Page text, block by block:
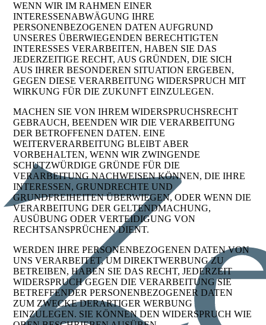
WENN WIR IM RAHMEN EINER
INTERESSENABWÄGUNG IHRE
PERSONENBEZOGENEN DATEN AUFGRUND
UNSERES ÜBERWIEGENDEN BERECHTIGTEN
INTERESSES VERARBEITEN, HABEN SIE DAS
JEDERZEITIGE RECHT, AUS GRÜNDEN, DIE SICH
AUS IHRER BESONDEREN SITUATION ERGEBEN,
GEGEN DIESE VERARBEITUNG WIDERSPRUCH MIT
WIRKUNG FÜR DIE ZUKUNFT EINZULEGEN.
MACHEN SIE VON IHREM WIDERSPRUCHSRECHT
GEBRAUCH, BEENDEN WIR DIE VERARBEITUNG
DER BETROFFENEN DATEN. EINE
WEITERVERARBEITUNG BLEIBT ABER
VORBEHALTEN, WENN WIR ZWINGENDE
SCHUTZWÜRDIGE GRÜNDE FÜR DIE
VERARBEITUNG NACHWEISEN KÖNNEN, DIE IHRE
INTERESSEN, GRUNDRECHTE UND
GRUNDFREIHEITEN ÜBERWIEGEN, ODER WENN DIE
VERARBEITUNG DER GELTENDMACHUNG,
AUSÜBUNG ODER VERTEIDIGUNG VON
RECHTSANSPRÜCHEN DIENT.
WERDEN IHRE PERSONENBEZOGENEN DATEN VON
UNS VERARBEITET, UM DIREKTWERBUNG ZU
BETREIBEN, HABEN SIE DAS RECHT, JEDERZEIT
WIDERSPRUCH GEGEN DIE VERARBEITUNG SIE
BETREFFENDER PERSONENBEZOGENER DATEN
ZUM ZWECKE DERARTIGER WERBUNG
EINZULEGEN. SIE KÖNNEN DEN WIDERSPRUCH WIE